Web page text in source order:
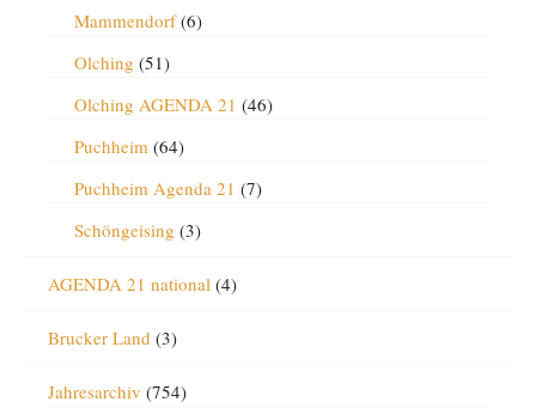
Mammendorf(6)
Olching (51)
Olching AGENDA 21 (46)
Puchheim(64)
Puchheim Agenda 21 (7)
Schöngeising (3)
AGENDA 21 national(4)
Brucker Land (3)
Jahresarchiv (754)